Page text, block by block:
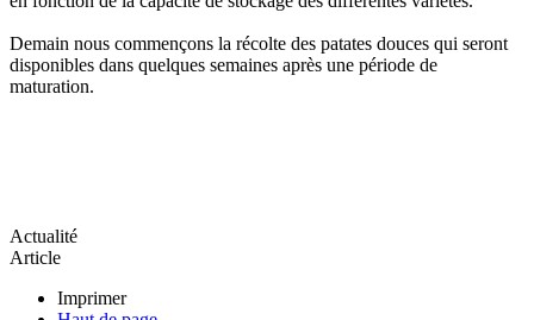
Demain nous commençons la récolte des patates douces qui seront
disponibles dans quelques semaines après une période de
maturation.
Actualité
Article
Imprimer